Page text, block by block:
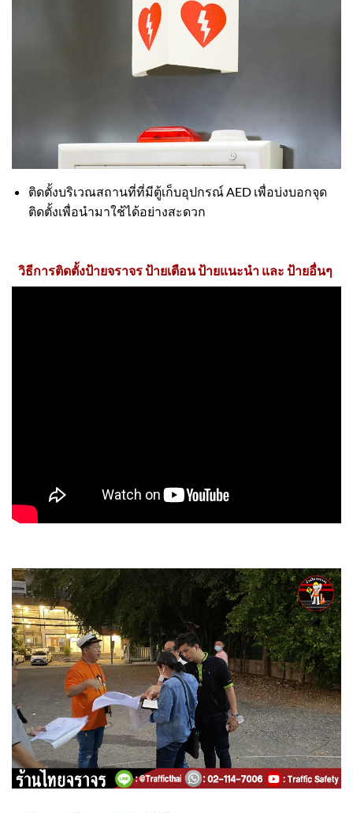
ติดตั้งบริเวณสถานที่ที่มีตู้เก็บอุปกรณ์ AED เพื่อบ่งบอกจุด
ติดตั้งเพื่อนำมาใช้ได้อย่างสะดวก
วิธีการติดตั้งป้ายจราจร ป้ายเตือน ป้ายแนะนำ และ ป้ายอื่นๆ